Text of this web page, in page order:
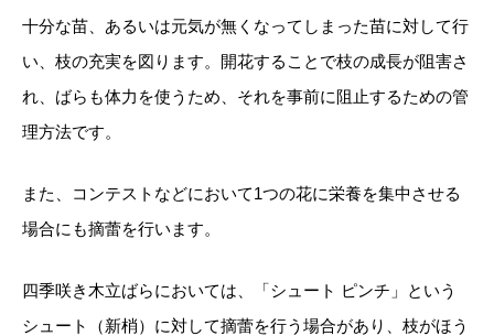
十分な苗、あるいは元気が無くなってしまった苗に対して行
い、枝の充実を図ります。開花することで枝の成長が阻害さ
れ、ばらも体力を使うため、それを事前に阻止するための管
理方法です。
また、コンテストなどにおいて1つの花に栄養を集中させる
場合にも摘蕾を行います。
四季咲き木立ばらにおいては、「シュート ピンチ」という
シュート（新梢）に対して摘蕾を行う場合があり、枝がほう